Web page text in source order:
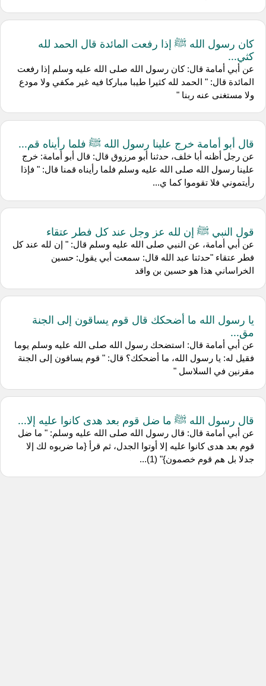
كان رسول الله ﷺ إذا رفعت المائدة قال الحمد لله
كثي...
عن أبي أمامة قال: كان رسول الله صلى الله عليه وسلم إذا رفعت
المائدة قال: " الحمد لله كثيرا طيبا مباركا فيه غير مكفي ولا مودع
ولا مستغنى عنه ربنا "
قال أبو أمامة خرج علينا رسول الله ﷺ فلما رأيناه قم...
عن رجل أظنه أبا خلف، حدثنا أبو مرزوق قال: قال أبو أمامة: خرج
علينا رسول الله صلى الله عليه وسلم فلما رأيناه قمنا قال: " فإذا
رأيتموني فلا تقوموا كما ي...
قول النبي ﷺ إن لله عز وجل عند كل فطر عتقاء
عن أبي أمامة، عن النبي صلى الله عليه وسلم قال: " إن لله عند كل
فطر عتقاء "حدثنا عبد الله قال: سمعت أبي يقول: حسين
الخراساني هذا هو حسين بن واقد
يا رسول الله ما أضحكك قال قوم يساقون إلى الجنة
مق...
عن أبي أمامة قال: استضحك رسول الله صلى الله عليه وسلم يوما
فقيل له: يا رسول الله، ما أضحكك؟ قال: " قوم يساقون إلى الجنة
مقرنين في السلاسل "
قال رسول الله ﷺ ما ضل قوم بعد هدى كانوا عليه إلا...
عن أبي أمامة قال: قال رسول الله صلى الله عليه وسلم: " ما ضل
قوم بعد هدى كانوا عليه إلا أوتوا الجدل، ثم قرأ {ما ضربوه لك إلا
جدلا بل هم قوم خصمون}" (1)...